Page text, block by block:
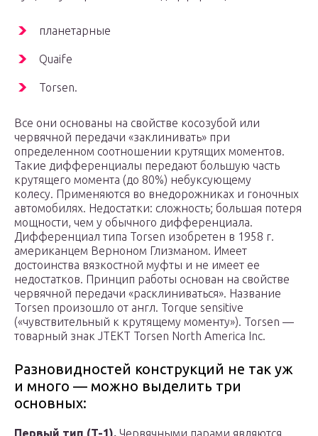
планетарные
Quaife
Torsen.
Все они основаны на свойстве косозубой или
червячной передачи «заклинивать» при
определенном соотношении крутящих моментов.
Такие дифференциалы передают большую часть
крутящего момента (до 80%) небуксующему
колесу. Применяются во внедорожниках и гоночных
автомобилях. Недостатки: сложность; большая потеря
мощности, чем у обычного дифференциала.
Дифференциал типа Torsen изобретен в 1958 г.
американцем Верноном Глизманом. Имеет
достоинства вязкостной муфты и не имеет ее
недостатков. Принцип работы основан на свойстве
червячной передачи «расклиниваться». Название
Torsen произошло от англ. Torque sensitive
(«чувствительный к крутящему моменту»). Torsen —
товарный знак JTEKT Torsen North America Inc.
Разновидностей конструкций не так уж
и много — можно выделить три
основных:
Первый тип (T-1). Червячными парами являются